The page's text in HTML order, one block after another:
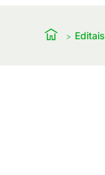
Editais